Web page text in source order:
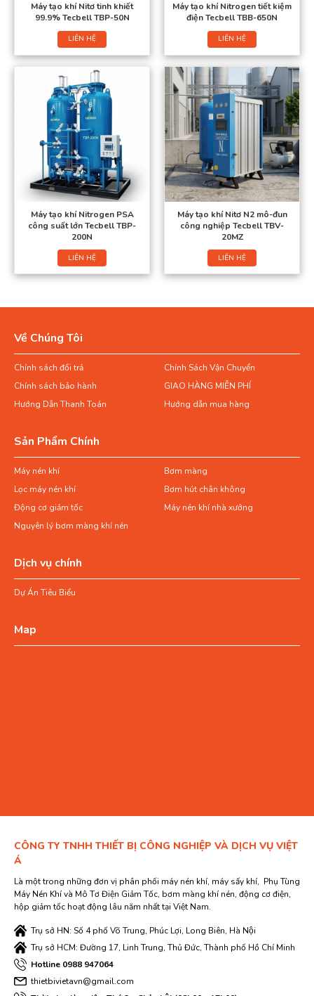
Máy tạo khí Nitơ tinh khiết
99.9% Tecbell TBP-50N
LIÊN HỆ
Máy tạo khí Nitrogen tiết kiệm
điện Tecbell TBB-650N
LIÊN HỆ
Máy tạo khí Nitrogen PSA
công suất lớn Tecbell TBP-
200N
LIÊN HỆ
Máy tạo khí Nitơ N2 mô-đun
công nghiệp Tecbell TBV-
20MZ
LIÊN HỆ
Về Chúng Tôi
Chính sách đổi trả
Chính Sách Vận Chuyển
Chính sách bảo hành
GIAO HÀNG MIỄN PHÍ
Hướng Dẫn Thanh Toán
Hướng dẫn mua hàng
Sản Phẩm Chính
Máy nén khí
Bơm màng
Lọc máy nén khí
Bơm hút chân không
Động cơ giảm tốc
Máy nén khí nhà xưởng
Nguyên lý bơm màng khí nén
Dịch vụ chính
Dự Án Tiêu Biểu
Map
CÔNG TY TNHH THIẾT BỊ CÔNG NGHIỆP VÀ DỊCH VỤ VIỆT
Á
Là một trong những đơn vị phân phối máy nén khí, máy sấy khí, Phụ Tùng
Máy Nén Khí và Mô Tơ Điện Giảm Tốc, bơm màng khí nén, động cơ điện,
hộp giảm tốc hoạt động lâu năm nhất tại Việt Nam.
Trụ sở HN: Số 4 phố Võ Trung, Phúc Lợi, Long Biên, Hà Nội
Trụ sở HCM: Đường 17, Linh Trung, Thủ Đức, Thành phố Hồ Chí Minh
Hotline 0988 947064
thietbivietavn@gmail.com